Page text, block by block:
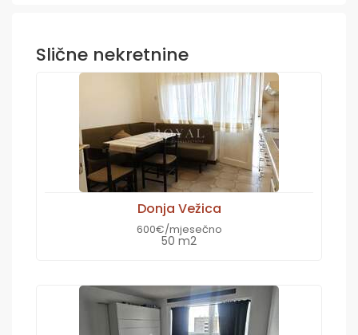
Slične nekretnine
Donja Vežica
600€/mjesečno
50 m2